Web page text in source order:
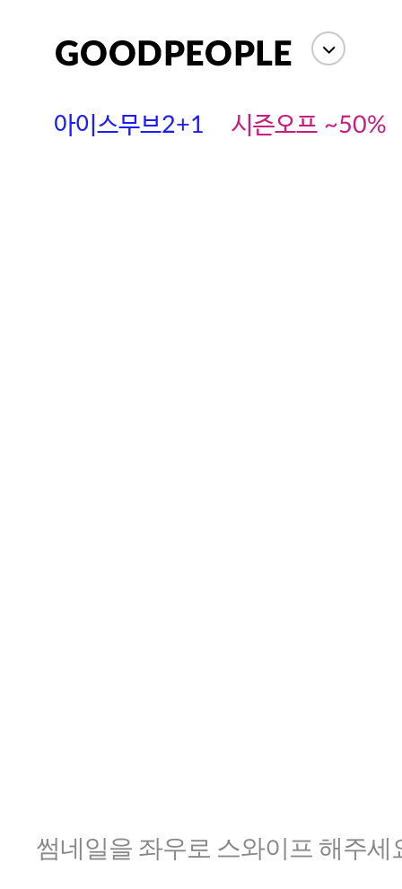
아이스무브2+1 시즌오프 ~50%
썸네일을 좌우로 스와이프 해주세